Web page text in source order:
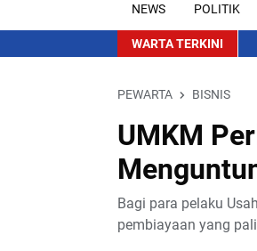
NEWS POLITIK
WARTA TERKINI
PEWARTA BISNIS
UMKM
Bagi para pelaku
pembiayaan yang